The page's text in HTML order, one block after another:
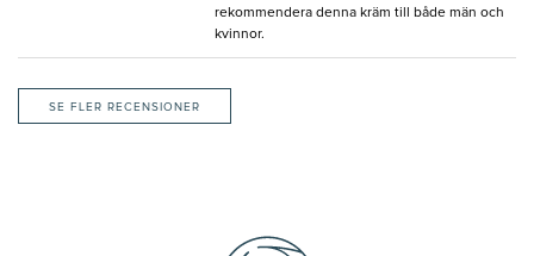
rekommendera denna kräm till både män och
kvinnor.
SE FLER RECENSIONER